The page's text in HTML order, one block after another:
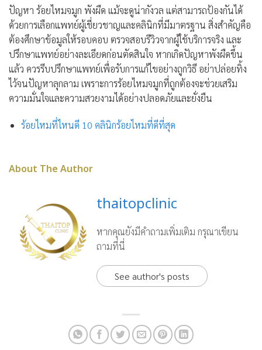
ปัญหา ร้อยไหมจมูก พังผืด แม้จะดูน่ากังวล แต่สามารถป้องกันได้
ด้วยการเลือกแพทย์ผู้เชี่ยวชาญและคลินิกที่มีมาตรฐาน สิ่งสำคัญคือ
ต้องศึกษาข้อมูลให้รอบคอบ ตรวจสอบรีวิวจากผู้ใช้บริการจริง และ
ปรึกษาแพทย์อย่างละเอียดก่อนตัดสินใจ หากเกิดปัญหาพังผืดขึ้น
แล้ว ควรรีบปรึกษาแพทย์เพื่อรับการแก้ไขอย่างถูกวิธี อย่าปล่อยทิ้ง
ไว้จนปัญหาลุกลาม เพราะการร้อยไหมจมูกที่ถูกต้องจะช่วยเสริม
ความมั่นใจและความสวยงามได้อย่างปลอดภัยและยั่งยืน
ร้อยไหมที่ไหนดี 10 คลินิกร้อยไหมที่ดีที่สุด
About The Author
thaitopclinic
หากคุณยังมีคำถามเพิ่มเติม กรุณาเขียน
ถามที่นี่
See author's posts